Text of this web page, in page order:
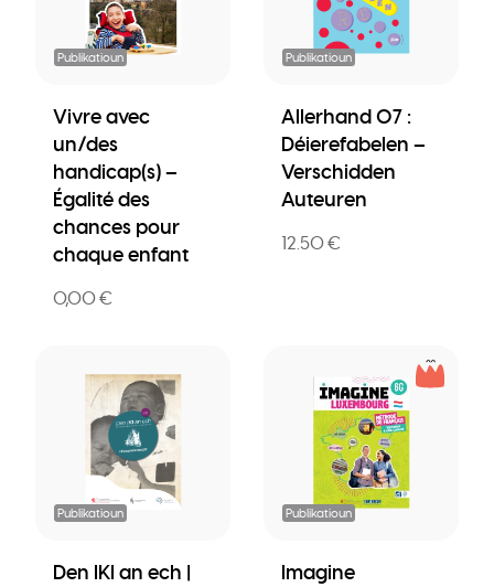
Publikatioun
Vivre avec
un/des
handicap(s) –
Égalité des
chances pour
chaque enfant
0,00 €
Publikatioun
Allerhand 07 :
Déierefabelen –
Verschidden
Auteuren
12.50 €
Publikatioun
Den IKI an ech |
Publikatioun
Imagine